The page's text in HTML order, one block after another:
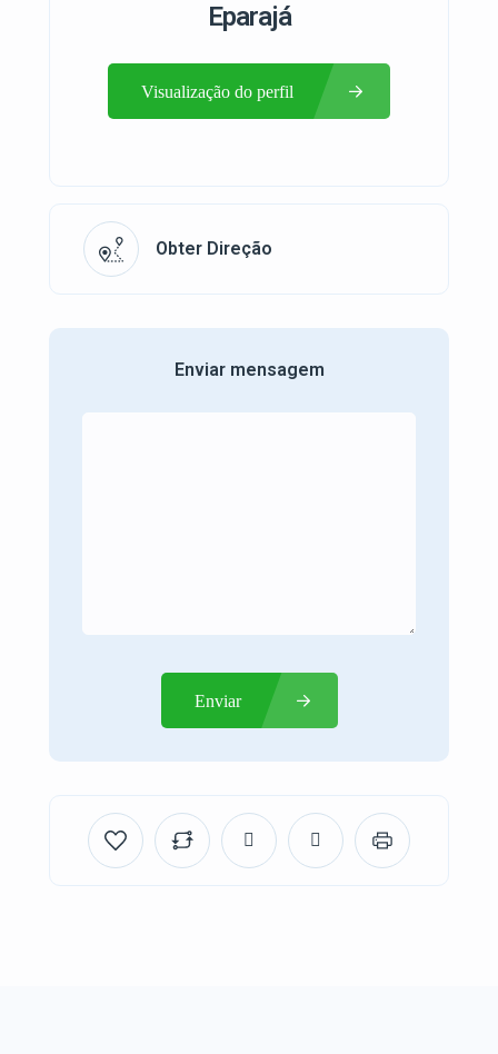
Eparajá
Visualização do perfil
Obter Direção
Enviar mensagem
Enviar